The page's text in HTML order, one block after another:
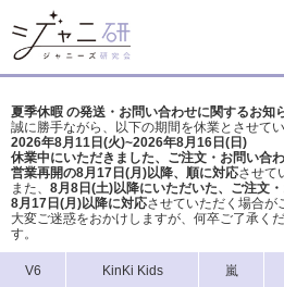
夏季休暇 の発送・お問い合わせに関するお知
誠に勝手ながら、以下の期間を休業とさせてい
2026年8月11日(火)~2026年8月16日(日)
休業中にいただきました、ご注文・お問い合
営業再開の8月17日(月)以降、順に対応させて
また、 8月8日(土)以降にいただいた、ご注文・
8月17日(月)以降に対応させていただく場合が
大変ご迷惑をおかけしますが、 何卒ご了承く
す。
V6 KinKi Kids 嵐